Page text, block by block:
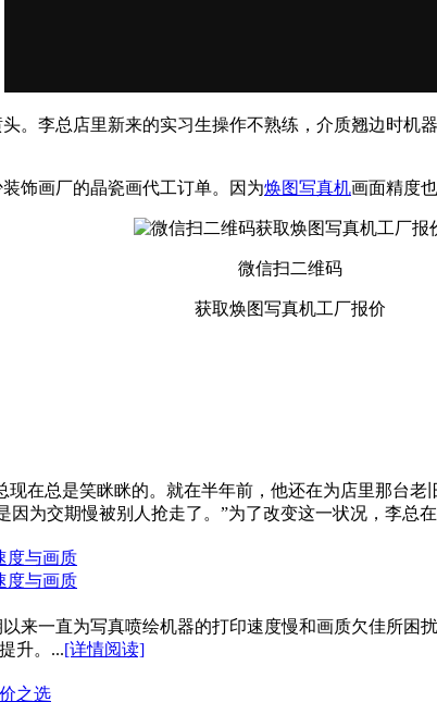
。李总店里新来的实习生操作不熟练，介质翘边时机
饰画厂的晶瓷画代工订单。因为焕图写真机画面精度
微信扫二维码
获取焕图写真机工厂报价
在总是笑眯眯的。就在半年前，他还在为店里那台
为交期慢被别人抢走了。”为了改变这一状况，李总
度与画质
度与画质
来一直为写真喷绘机器的打印速度慢和画质欠佳所困
升。...[详情阅读]
之选